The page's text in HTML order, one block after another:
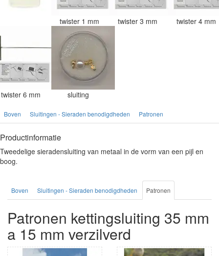
twister 1 mm twister 3 mm twister 4 mm
twister 6 mm sluiting
Boven Sluitingen - Sieraden benodigdheden Patronen
Productinformatie
Tweedelige sieradensluiting van metaal in de vorm van een pijl en
boog.
Boven Sluitingen - Sieraden benodigdheden Patronen
Patronen kettingsluiting 35 mm
a 15 mm verzilverd